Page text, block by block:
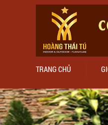
TRANG CHỦ